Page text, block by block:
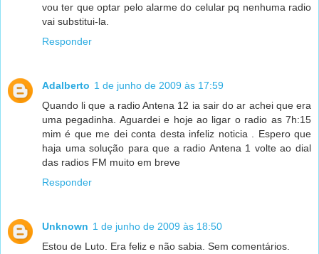
vou ter que optar pelo alarme do celular pq nenhuma radio
vai substitui-la.
Responder
Adalberto 1 de junho de 2009 às 17:59
Quando li que a radio Antena 12 ia sair do ar achei que era
uma pegadinha. Aguardei e hoje ao ligar o radio as 7h:15
mim é que me dei conta desta infeliz noticia . Espero que
haja uma solução para que a radio Antena 1 volte ao dial
das radios FM muito em breve
Responder
Unknown 1 de junho de 2009 às 18:50
Estou de Luto. Era feliz e não sabia. Sem comentários.